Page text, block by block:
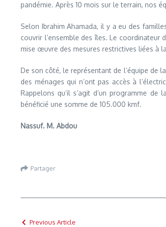
pandémie. Après 10 mois sur le terrain, nos
Selon Ibrahim Ahamada, il y a eu des
couvrir l’ensemble des îles. Le coordinateur
mise œuvre des mesures restrictives liées à
De son côté, le représentant de l’équipe de
des ménages qui n’ont pas accès à
Rappelons qu’il s’agit d’un programme
bénéficié une somme de 105.000 kmf.
Nassuf. M. Abdou
Partager
Previous Article